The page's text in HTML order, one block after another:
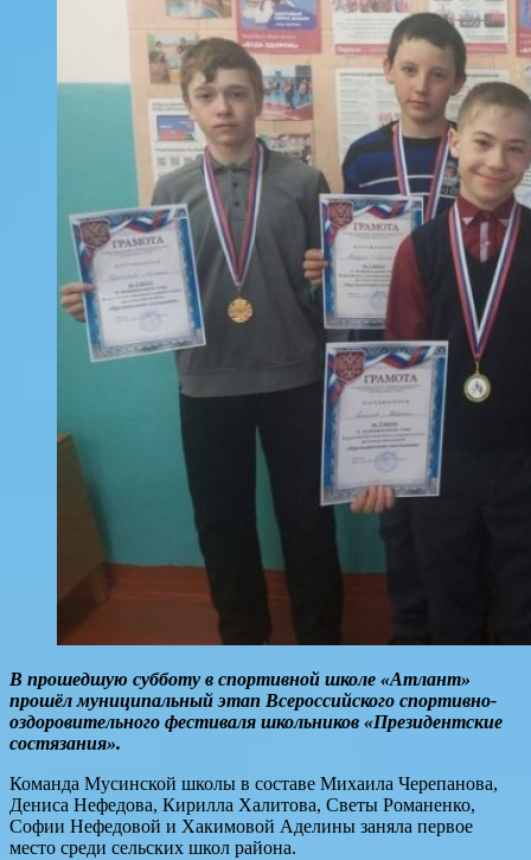
В прошедшую субботу в спортивной школе «Атлант»
прошёл муниципальный этап Всероссийского спортивно-
оздоровительного фестиваля школьников «Президентские
состязания».
Команда Мусинской школы в составе Михаила Черепанова,
Дениса Нефедова, Кирилла Халитова, Светы Романенко,
Софии Нефедовой и Хакимовой Аделины заняла первое
место среди сельских школ района.